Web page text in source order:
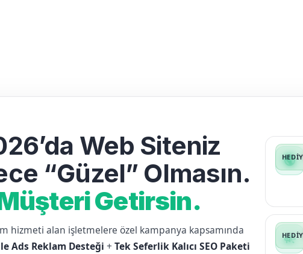
Web Siteniz
“Güzel” Olmasın.
Getirsin.
hizmeti alan işletmelere özel kampanya kapsamında
Ads Reklam Desteği +Tek Seferlik Kalıcı SEO Paketi
public
campaign